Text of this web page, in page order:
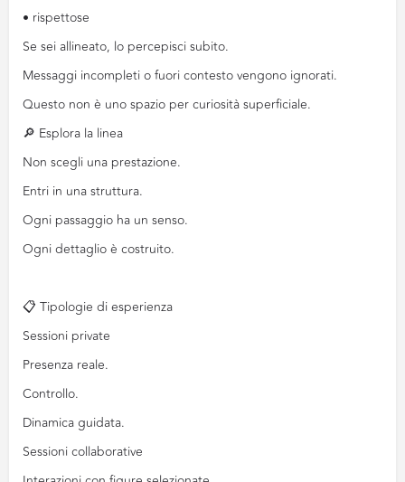
• rispettose
Se sei allineato, lo percepisci subito.
Messaggi incompleti o fuori contesto vengono ignorati.
Questo non è uno spazio per curiosità superficiale.
🔎 Esplora la linea
Non scegli una prestazione.
Entri in una struttura.
Ogni passaggio ha un senso.
Ogni dettaglio è costruito.
📋 Tipologie di esperienza
Sessioni private
Presenza reale.
Controllo.
Dinamica guidata.
Sessioni collaborative